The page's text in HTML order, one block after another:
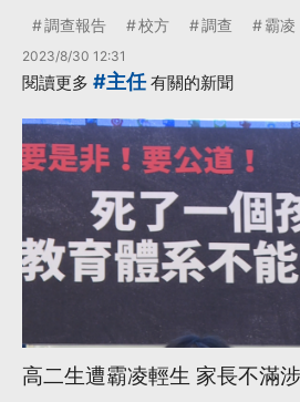
調查報告 校方 調查 霸凌
2023/8/30 12:31
閱讀更多 #主任有關的新聞
高二生遭霸凌輕生 家長不滿